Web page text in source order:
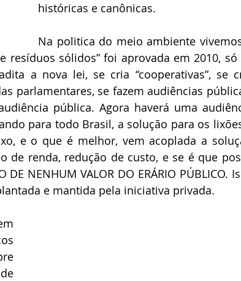
históricas e canônicas.
Na politica do meio ambiente
resíduos sólidos” foi aprovada em 2010, só
a nova lei, se cria “cooperativas”, se
parlamentares, se fazem audiências
pública. Agora haverá uma
para todo Brasil, a solução para os
e o que é melhor, vem acoplada a
de renda, redução de custo, e se é que
NENHUM VALOR DO ERÁRIO PÚBLICO.
e mantida pela iniciativa privada.